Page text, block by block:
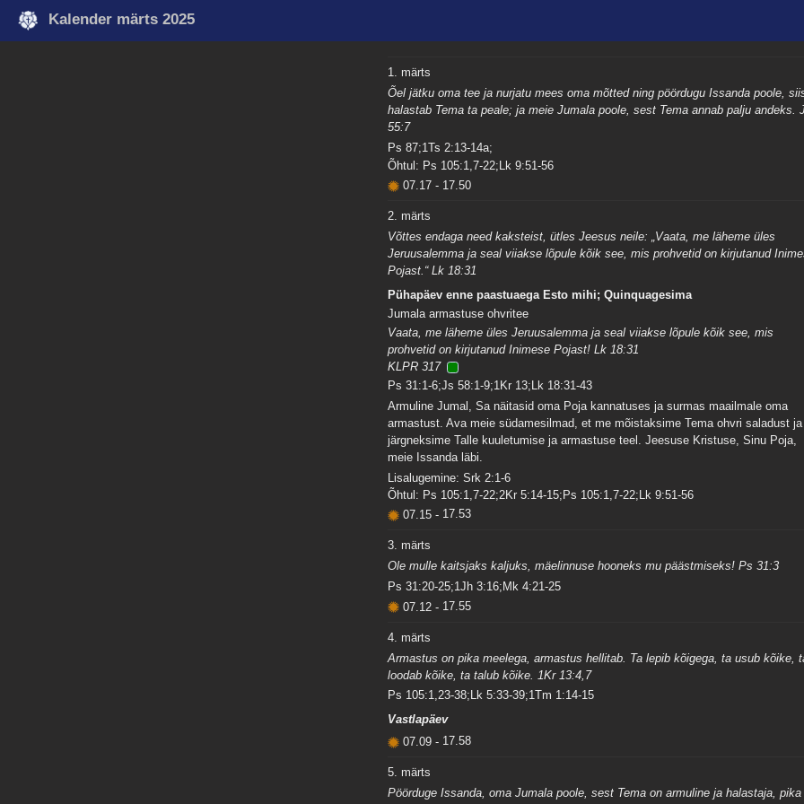
Kalender märts 2025
1. märts
Õel jätku oma tee ja nurjatu mees oma mõtted ning pöördugu Issanda poole,
halastab Tema ta peale; ja meie Jumala poole, sest Tema annab palju andeks.
55:7
Ps 87;1Ts 2:13-14a;
Õhtul: Ps 105:1,7-22;Lk 9:51-56
07.17 - 17.50
2. märts
Võttes endaga need kaksteist, ütles Jeesus neile: „Vaata, me läheme üles
Jeruusalemma ja seal viiakse lõpule kõik see, mis prohvetid on kirjutanud
Pojast.“ Lk 18:31
Pühapäev enne paastuaega Esto mihi; Quinquagesima
Jumala armastuse ohvritee
Vaata, me läheme üles Jeruusalemma ja seal viiakse lõpule kõik see, mis
prohvetid on kirjutanud Inimese Pojast! Lk 18:31
KLPR 317
Ps 31:1-6;Js 58:1-9;1Kr 13;Lk 18:31-43
Armuline Jumal, Sa näitasid oma Poja kannatuses ja surmas maailmale oma
armastust. Ava meie südamesilmad, et me mõistaksime Tema ohvri saladust ja
järgneksime Talle kuuletumise ja armastuse teel. Jeesuse Kristuse, Sinu Poja,
meie Issanda läbi.
Lisalugemine: Srk 2:1-6
Õhtul: Ps 105:1,7-22;2Kr 5:14-15;Ps 105:1,7-22;Lk 9:51-56
07.15 - 17.53
3. märts
Ole mulle kaitsjaks kaljuks, mäelinnuse hooneks mu päästmiseks! Ps 31:3
Ps 31:20-25;1Jh 3:16;Mk 4:21-25
07.12 - 17.55
4. märts
Armastus on pika meelega, armastus hellitab. Ta lepib kõigega, ta usub kõike,
loodab kõike, ta talub kõike. 1Kr 13:4,7
Ps 105:1,23-38;Lk 5:33-39;1Tm 1:14-15
Vastlapäev
07.09 - 17.58
5. märts
Pöörduge Issanda, oma Jumala poole, sest Tema on armuline ja halastaja, pika